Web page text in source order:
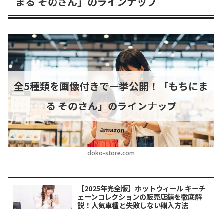
doko-store.com
全5種類を画像付きで一挙公開！「もちにま
る そのさん」のラインナップ
【2025年完全版】ホットウィール キーチ
ェーンコレクションの販売店舗を徹底解
説！人気車種と失敗しない購入方法